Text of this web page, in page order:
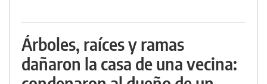
Árboles, raíces y ramas
dañaron la casa de una vecina: